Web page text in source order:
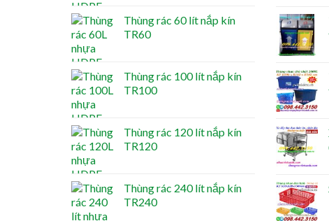
Thùng rác 60 lít nắp kín
TR60
Thùng rác 100 lít nắp kín
TR100
Thùng rác 120 lít nắp kín
TR120
Thùng rác 240 lít nắp kín
TR240